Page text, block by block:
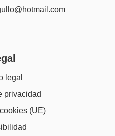
legal
privacidad
(UE)